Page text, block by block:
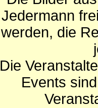
Jedermann
werden, die
Die
Events